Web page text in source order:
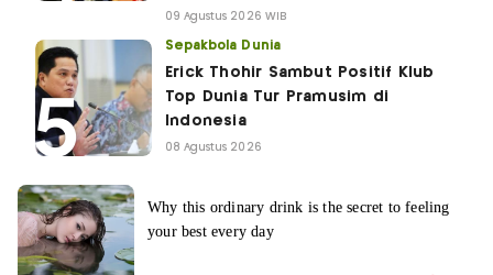
09 Agustus 2026 WIB
Sepakbola Dunia
Erick Thohir Sambut Positif Klub
Top Dunia Tur Pramusim di
Indonesia
08 Agustus 2026